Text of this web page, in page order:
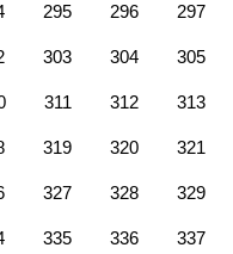
295 296 297
303 304 305
311 312 313
319 320 321
327 328 329
335 336 337